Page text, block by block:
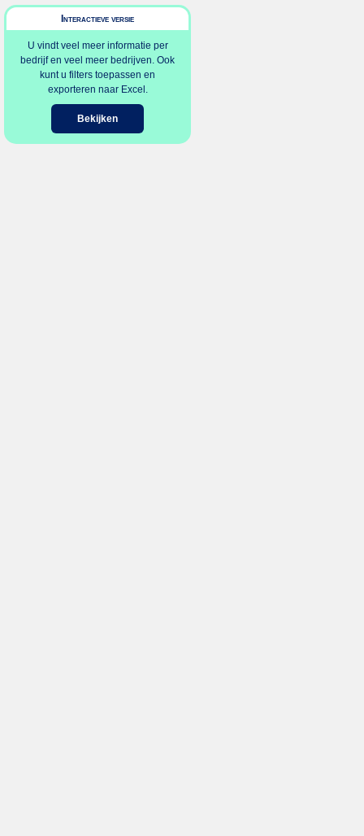
Interactieve versie
U vindt veel meer informatie per
bedrijf en veel meer bedrijven. Ook
kunt u filters toepassen en
exporteren naar Excel.
Bekijken